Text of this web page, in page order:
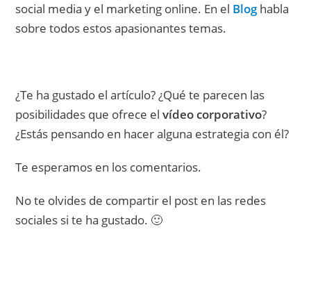
social media y el marketing online. En el Bloghabla
sobre todos estos apasionantes temas.
¿Te ha gustado el artículo? ¿Qué te parecen las
posibilidades que ofrece elvídeo corporativo?
¿Estás pensando en hacer alguna estrategia con él?
Te esperamos en los comentarios.
No te olvides de compartir el post en las redes
sociales si te ha gustado. 🙂